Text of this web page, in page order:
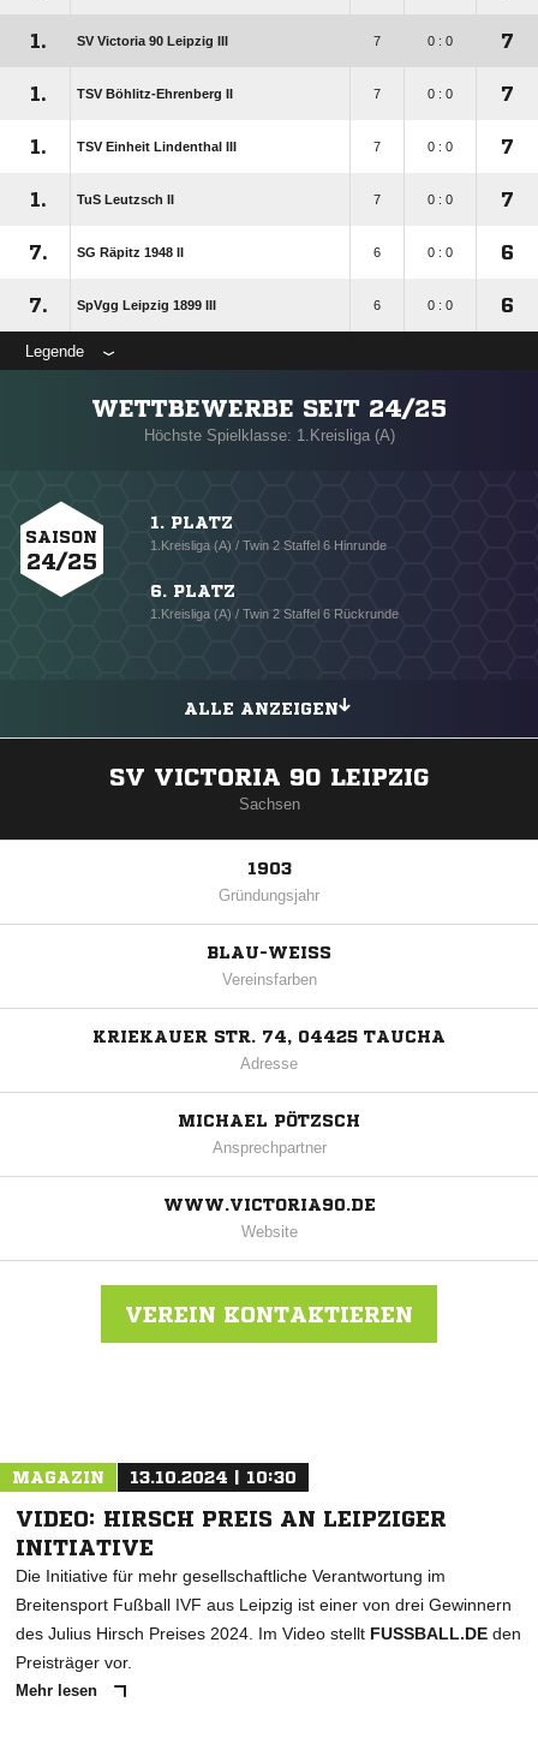
1. SV Victoria 90 Leipzig III 7 0 : 0 7
1. TSV Böhlitz-Ehrenberg II 7 0 : 0 7
1. TSV Einheit Lindenthal III 7 0 : 0 7
1. TuS Leutzsch II 7 0 : 0 7
7. SG Räpitz 1948 II 6 0 : 0 6
7. SpVgg Leipzig 1899 III 6 0 : 0 6
Legende
WETTBEWERBE SEIT 24/25
Höchste Spielklasse: 1.Kreisliga (A)
SAISON
24/25
1. PLATZ
1.Kreisliga (A) / Twin 2 Staffel 6 Hinrunde
6. PLATZ
1.Kreisliga (A) / Twin 2 Staffel 6 Rückrunde
ALLE ANZEIGEN
SV VICTORIA 90 LEIPZIG
Sachsen
1903
Gründungsjahr
BLAU-WEISS
Vereinsfarben
KRIEKAUER STR. 74, 04425 TAUCHA
Adresse
MICHAEL PÖTZSCH
Ansprechpartner
WWW.VICTORIA90.DE
Website
VEREIN KONTAKTIEREN
MAGAZIN 13.10.2024 | 10:30
VIDEO: HIRSCH PREIS AN LEIPZIGER
INITIATIVE
Die Initiative für mehr gesellschaftliche Verantwortung im
Breitensport Fußball IVF aus Leipzig ist einer von drei Gewinnern
des Julius Hirsch Preises 2024. Im Video stellt FUSSBALL.DE den
Preisträger vor.
Mehr lesen